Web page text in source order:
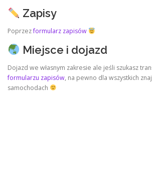
Zapisy
Poprzezformularz zapisów
Miejsce i dojazd
Dojazd we własnym zakresie ale jeśli szukasz
formularzu zapisów, na pewno dla wszystkich
samochodach